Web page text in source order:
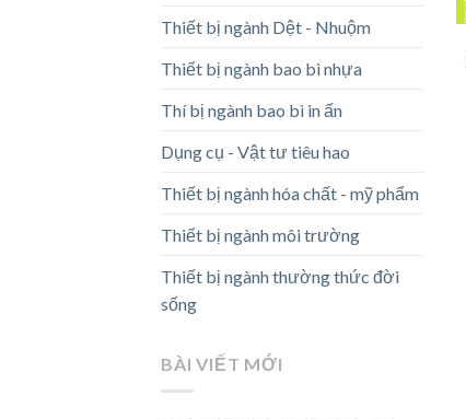
Thiết bị ngành Dệt - Nhuộm
Thiết bị ngành bao bì nhựa
Thí bị ngành bao bì in ấn
Dụng cụ - Vật tư tiêu hao
Thiết bị ngành hóa chất - mỹ phẩm
Thiết bị ngành môi trường
Thiết bị ngành thường thức đời
sống
BÀI VIẾT MỚI